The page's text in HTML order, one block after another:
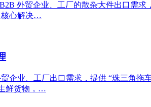
外贸企业、工厂的散杂大件出口需
核心解决…
企业、工厂出口需求，提供 “珠三角
鲜货物，…